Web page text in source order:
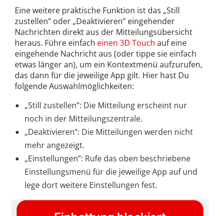
Eine weitere praktische Funktion ist das „Still
zustellen” oder „Deaktivieren” eingehender
Nachrichten direkt aus der Mitteilungsübersicht
heraus. Führe einfach einen 3D Touch auf eine
eingehende Nachricht aus (oder tippe sie einfach
etwas länger an), um ein Kontextmenü aufzurufen,
das dann für die jeweilige App gilt. Hier hast Du
folgende Auswahlmöglichkeiten:
„Still zustellen”: Die Mitteilung erscheint nur
noch in der Mitteilungszentrale.
„Deaktivieren”: Die Mitteilungen werden nicht
mehr angezeigt.
„Einstellungen”: Rufe das oben beschriebene
Einstellungsmenü für die jeweilige App auf und
lege dort weitere Einstellungen fest.